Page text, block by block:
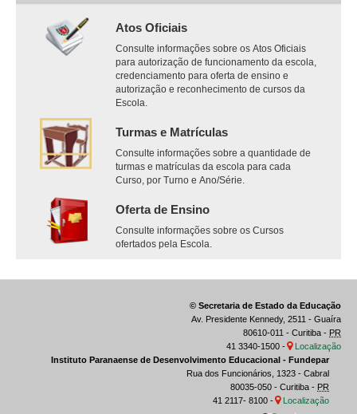
Atos Oficiais
Consulte informações sobre os Atos Oficiais
para autorização de funcionamento da escola,
credenciamento para oferta de ensino e
autorização e reconhecimento de cursos da
Escola.
Turmas e Matrículas
Consulte informações sobre a quantidade de
turmas e matrículas da escola para cada
Curso, por Turno e Ano/Série.
Oferta de Ensino
Consulte informações sobre os Cursos
ofertados pela Escola.
© Secretaria de Estado da Educação
Av. Presidente Kennedy, 2511 - Guaíra
80610-011 - Curitiba - PR
41 3340-1500 -
Localização
Instituto Paranaense de Desenvolvimento Educacional - Fundepar
Rua dos Funcionários, 1323 - Cabral
80035-050 - Curitiba - PR
41 2117- 8100 -
Localização